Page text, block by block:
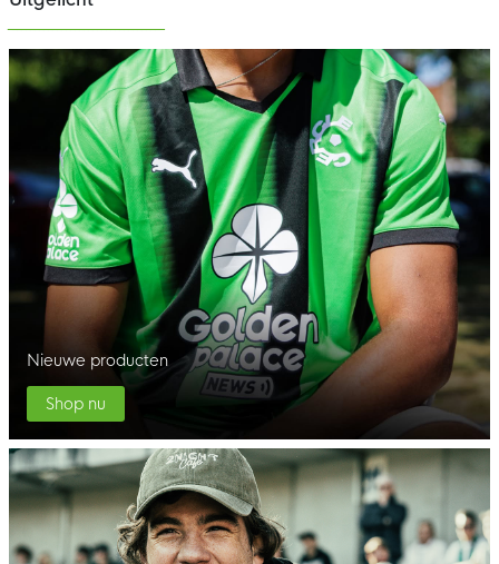
Nieuwe producten
Shop nu